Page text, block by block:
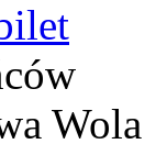
Wola